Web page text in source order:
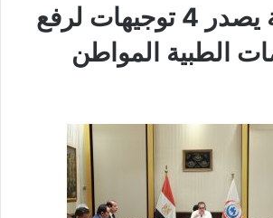
وزير الصحة يصدر 4 توجيهات لرفع
الطبية المواطن